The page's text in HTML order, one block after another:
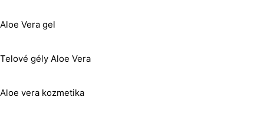
Aloe Vera gel
Telové gély Aloe Vera
Aloe vera kozmetika